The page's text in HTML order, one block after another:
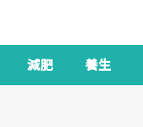
減肥 養生